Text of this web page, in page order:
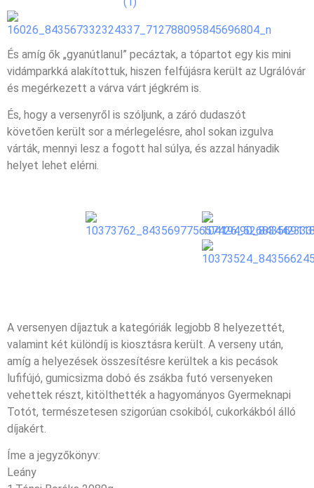
És amíg ők „gyanútlanul” pecáztak, a tópartot egy kis mini
vidámparkká alakítottuk, hiszen felfújásra került az Ugrálóvár
és megérkezett a várva várt jégkrém is.
És, hogy a versenyről is szóljunk, a záró dudaszót
követően került sor a mérlegelésre, ahol sokan izgulva
várták, mennyi lesz a fogott hal súlya, és azzal hányadik
helyet lehet elérni.
A versenyen díjaztuk a kategóriák legjobb 8 helyezettét,
valamint két különdíj is kiosztásra került. A verseny után,
amíg a helyezések összesítésre kerültek a kis pecások
lufifújó, gumicsizma dobó és zsákba futó versenyeken
vehettek részt, kitölthették a hagyományos Gyermeknapi
Totót, természetesen szigorúan csokiból, cukorkákból álló
díjakért.
Íme a jegyzőkönyv:
Leány